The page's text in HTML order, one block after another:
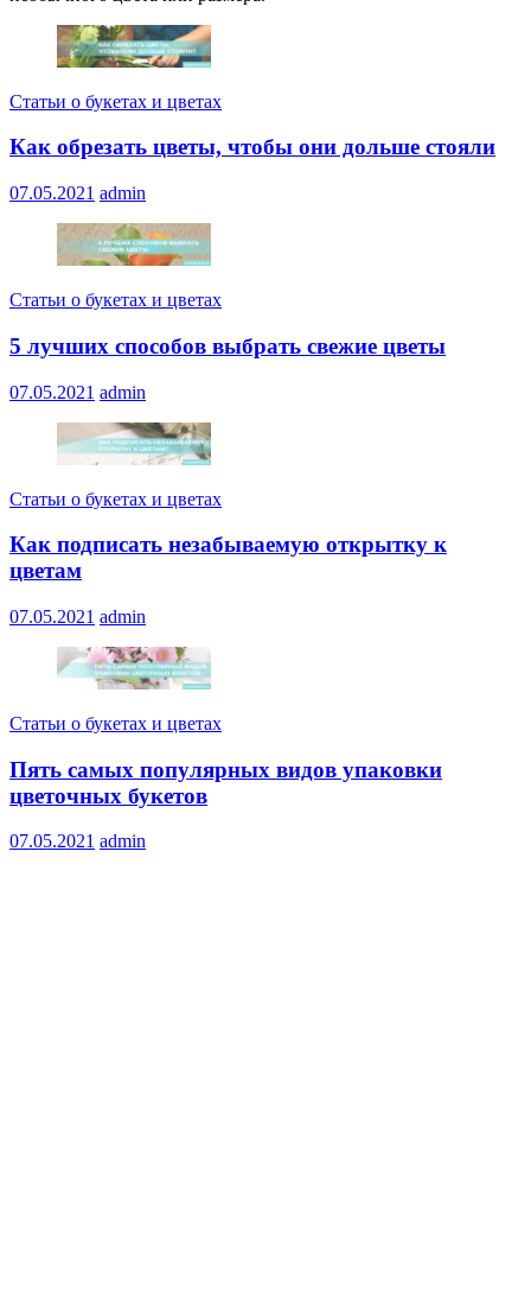
Статьи о букетах и цветах
Как обрезать цветы, чтобы они дольше стояли
07.05.2021 admin
Статьи о букетах и цветах
5 лучших способов выбрать свежие цветы
07.05.2021 admin
Статьи о букетах и цветах
Как подписать незабываемую открытку к
цветам
07.05.2021 admin
Статьи о букетах и цветах
Пять самых популярных видов упаковки
цветочных букетов
07.05.2021 admin